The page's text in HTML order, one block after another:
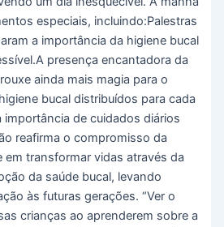
especiais, incluindo:Palestras
a importância da higiene bucal
presença encantadora da
ainda mais magia para o
bucal distribuídos para cada
de cuidados diários
reafirma o compromisso da
em transformar vidas através da
da saúde bucal, levando
às futuras gerações. “Ver o
crianças ao aprenderem sobre a